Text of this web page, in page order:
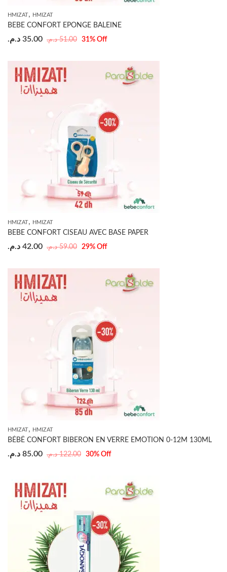
HMIZAT, HMIZAT
BEBE CONFORT EPONGE BALEINE
51.00 د.م. 35.00 د.م. 31% Off
HMIZAT, HMIZAT
BEBE CONFORT CISEAU AVEC BASE PAPER
59.00 د.م. 42.00 د.م. 29% Off
HMIZAT, HMIZAT
BÉBÉ CONFORT BIBERON EN VERRE EMOTION 0-12M 130ML
122.00 د.م. 85.00 د.م. 30% Off